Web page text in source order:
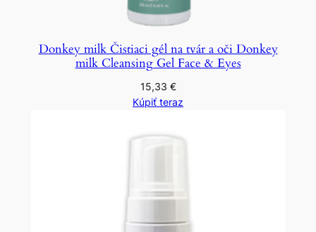
Donkey milk Čistiaci gél na tvár a oči Donkey
milk Cleansing Gel Face & Eyes
15,33 €
Kúpiť teraz